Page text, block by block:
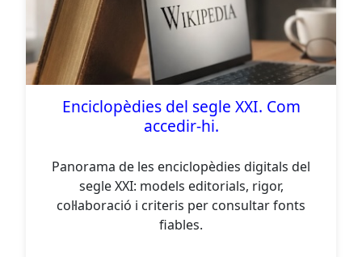
Enciclopèdies del segle XXI. Com
accedir-hi.
Panorama de les enciclopèdies digitals del
segle XXI: models editorials, rigor,
col·laboració i criteris per consultar fonts
fiables.